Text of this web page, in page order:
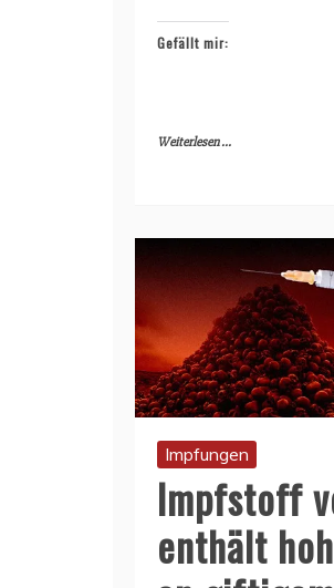
Gefällt mir:
Weiterlesen ...
Impfungen
Impfstoff
enthält